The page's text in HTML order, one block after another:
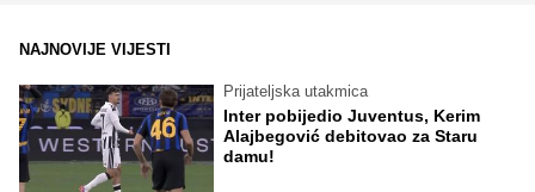
NAJNOVIJE VIJESTI
Prijateljska utakmica
Inter pobijedio Juventus, Kerim
Alajbegović debitovao za Staru
damu!